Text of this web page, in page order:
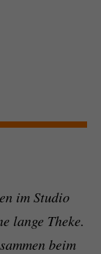
im Studio
lange Theke.
beim